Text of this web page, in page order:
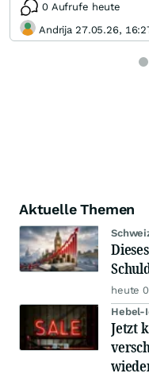
0 Aufrufe heute
Andrija 27.05.26,
Aktuelle Themen
heute
Hebel-
Jetzt